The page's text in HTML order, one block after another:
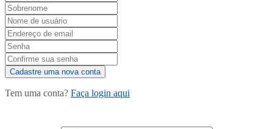
Tem uma conta? Faça login aqui